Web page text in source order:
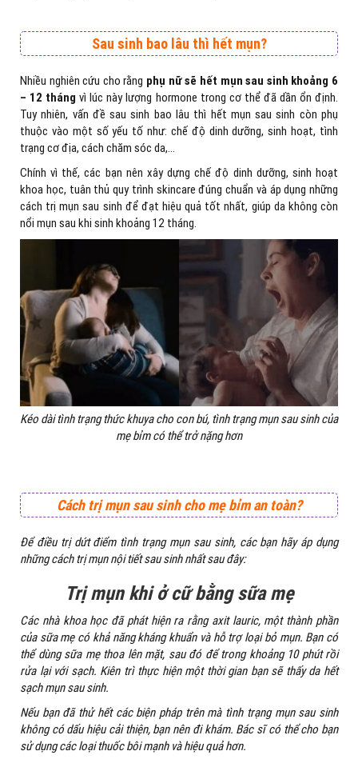
Sau sinh bao lâu thì hết mụn?
Nhiều nghiên cứu cho rằng phụ nữ sẽ hết mụn sau sinh khoảng 6
– 12 thángvì lúc này lượng hormone trong cơ thể đã dần ổn định.
Tuy nhiên, vấn đề sau sinh bao lâu thì hết mụn sau sinh còn phụ
thuộc vào một số yếu tố như: chế độ dinh dưỡng, sinh hoạt, tình
trạng cơ địa, cách chăm sóc da,…
Chính vì thế, các bạn nên xây dựng chế độ dinh dưỡng, sinh hoạt
khoa học, tuân thủ quy trình skincare đúng chuẩn và áp dụng những
cách trị mụn sau sinh để đạt hiệu quả tốt nhất, giúp da không còn
nổi mụn sau khi sinh khoảng 12 tháng.
Kéo dài tình trạng thức khuya cho con bú, tình trạng mụn sau sinh của
mẹ bỉm có thể trở nặng hơn
Cách trị mụn sau sinh cho mẹ bỉm an toàn?
Để điều trị dứt điểm tình trạng mụn sau sinh, các bạn hãy áp dụng
những cách trị mụn nội tiết sau sinh nhất sau đây:
Trị mụn khi ở cữ bằng sữa mẹ
Các nhà khoa học đã phát hiện ra rằng axit lauric, một thành phần
của sữa mẹ có khả năng kháng khuẩn và hỗ trợ loại bỏ mụn. Bạn có
thể dùng sữa mẹ thoa lên mặt, sau đó để trong khoảng 10 phút rồi
rửa lại với sạch. Kiên trì thực hiện một thời gian bạn sẽ thấy da hết
sạch mụn sau sinh.
Nếu bạn đã thử hết các biện pháp trên mà tình trạng mụn sau sinh
không có dấu hiệu cải thiện, bạn nên đi khám. Bác sĩ có thể cho bạn
sử dụng các loại thuốc bôi mạnh và hiệu quả hơn.